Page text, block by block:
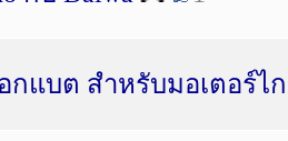
กแบต สำหรับมอเตอร์